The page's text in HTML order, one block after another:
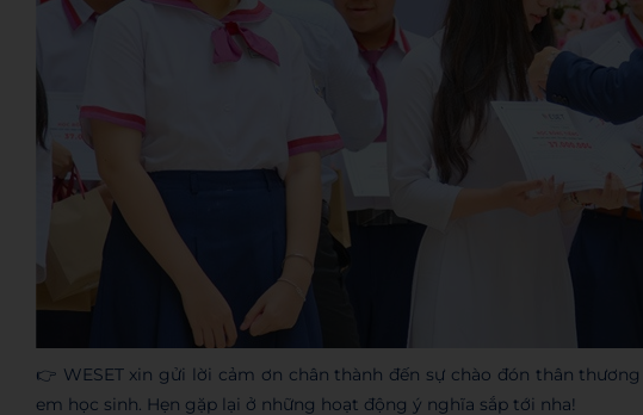
👉 WESET xin gửi lời cảm ơn chân thành đến sự chào đón thân
em học sinh. Hẹn gặp lại ở những hoạt động ý nghĩa sắp tới nha!